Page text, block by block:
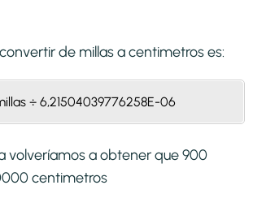
de millas a centimetroses:
÷ 6,21504039776258E-06
volveríamos a obtener que 900
centimetros